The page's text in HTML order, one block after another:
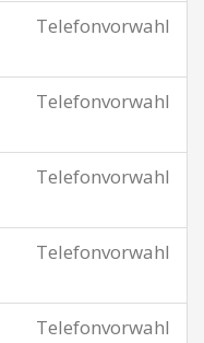
Telefonvorwahl
Telefonvorwahl
Telefonvorwahl
Telefonvorwahl
Telefonvorwahl